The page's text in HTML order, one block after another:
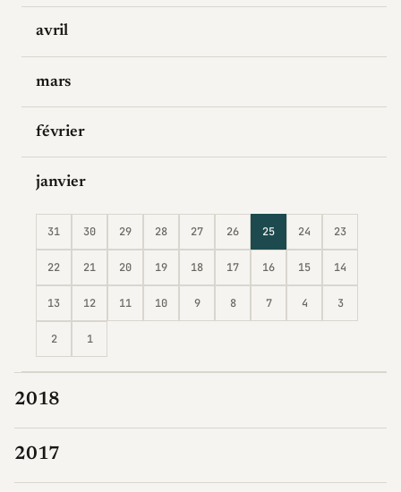
avril
mars
février
janvier
31 30 29 28 27 26 25 24 23
22 21 20 19 18 17 16 15 14
13 12 11 10 9 8 7 4 3
2 1
2018
2017